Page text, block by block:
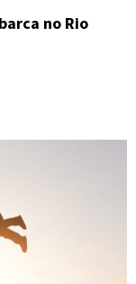
no Rio